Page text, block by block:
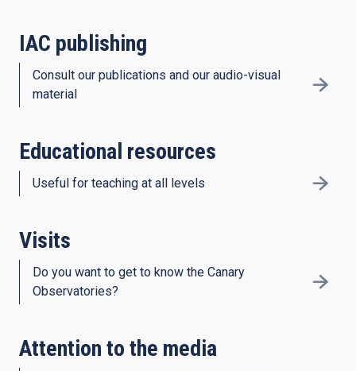
IAC publishing
Consult our publications and our audio-visual
material
Educational resources
Useful for teaching at all levels
Visits
Do you want to get to know the Canary
Observatories?
Attention to the media